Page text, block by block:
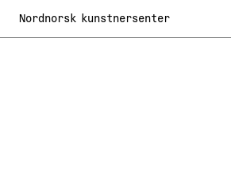
Nordnorsk kunstnersenter